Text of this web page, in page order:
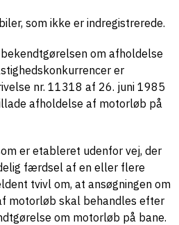
som ikke er indregistrerede.
om afholdelse
er
nr. 11318 af 26. juni 1985
afholdelse af motorløb på
er etableret udenfor vej, der
færdsel af en eller flere
tvivl om, at ansøgningen om
motorløb skal behandles efter
om motorløb på bane.